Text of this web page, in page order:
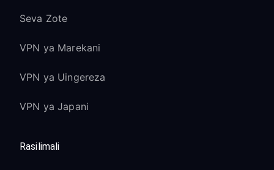
Seva Zote
VPN ya Marekani
VPN ya Uingereza
VPN ya Japani
Rasilimali